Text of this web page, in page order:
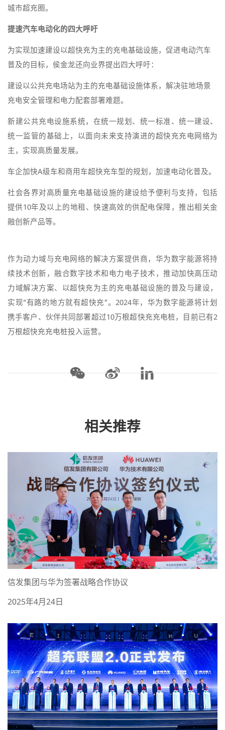
城市超充圈。
提速汽车电动化的四大呼吁
为实现加速建设以超快充为主的充电基础设施，促进电动汽车
普及的目标，侯金龙还向业界提出四大呼吁：
建设以公共充电场站为主的充电基础设施体系，解决驻地场景
充电安全管理和电力配套部署难题。
新建公共充电设施系统，在统一规划、统一标准、统一建设、
统一监管的基础上，以面向未来支持演进的超快充充电网络为
主，实现高质量发展。
车企加快A级车和商用车超快充车型的规划，加速电动化普及。
社会各界对高质量充电基础设施的建设给予便利与支持，包括
提供10年及以上的地租、快速高效的供配电保障，推出相关金
融创新产品等。
作为动力域与充电网络的解决方案提供商，华为数字能源将持
续技术创新，融合数字技术和电力电子技术，推动加快高压动
力域解决方案、以超快充为主的充电基础设施的普及与建设，
实现“有路的地方就有超快充”。2024年，华为数字能源将计划
携手客户、伙伴共同部署超过10万根超快充充电桩，目前已有2
万根超快充充电桩投入运营。
相关推荐
信发集团与华为签署战略合作协议
2025年4月24日